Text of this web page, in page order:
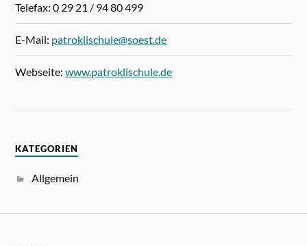
Telefax: 0 29 21 / 94 80 499
E-Mail: patroklischule@soest.de
Webseite:www.patroklischule.de
KATEGORIEN
Allgemein